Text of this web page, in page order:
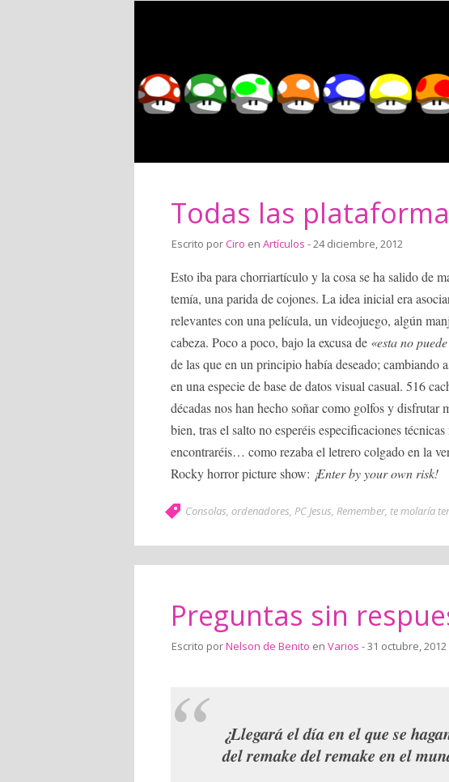
Todas las
Escrito porCiro en Artículos - 24 diciembre, 2012
Esto iba para chorriartículo y la cosa se ha salido de
temía, una parida de cojones. La idea inicial era
relevantes con una película, un videojuego, algún
cabeza. Poco a poco, bajo la excusa de «esta no
de las que en un principio había deseado; cambiando
en una especie de base de datos visual casual. 516
décadas nos han hecho soñar como golfos y disfrutar
bien, tras el salto no esperéis especificaciones
encontraréis… como rezaba el letrero colgado en la
Rocky horror picture show: ¡Enter by your own risk!
Consolas, ordenadores, PC Jesus, Remember, te molaría
Preguntas sin
Escrito porNelson de Benito en Varios - 31 octubre, 2012
¿Llegará el día en el que se
del remake del remake en el